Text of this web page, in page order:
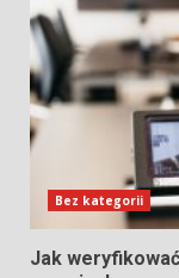
Bez kategorii
Jak